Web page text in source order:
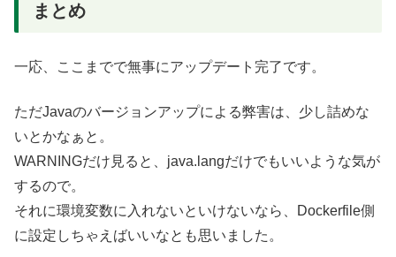
まとめ
一応、ここまでで無事にアップデート完了です。
ただJavaのバージョンアップによる弊害は、少し詰めな
いとかなぁと。
WARNINGだけ見ると、java.langだけでもいいような気が
するので。
それに環境変数に入れないといけないなら、Dockerfile側
に設定しちゃえばいいなとも思いました。